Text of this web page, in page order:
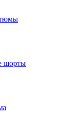
шорты